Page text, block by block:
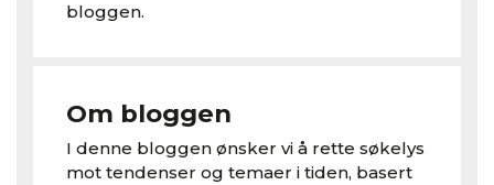
bloggen.
Om bloggen
I denne bloggen ønsker vi å rette søkelys
mot tendenser og temaer i tiden, basert